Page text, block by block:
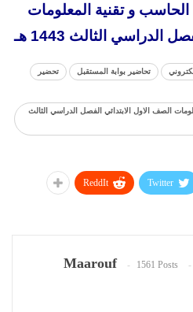
و تقنية المعلومات
الدراسي الثالث 1443 هـ
تحاضير بوابة المستقبل تحضير
الصف الاول الابتدائي الفصل الدراسي الثالث
Twitter
ReddIt
Maarouf 1561 Posts